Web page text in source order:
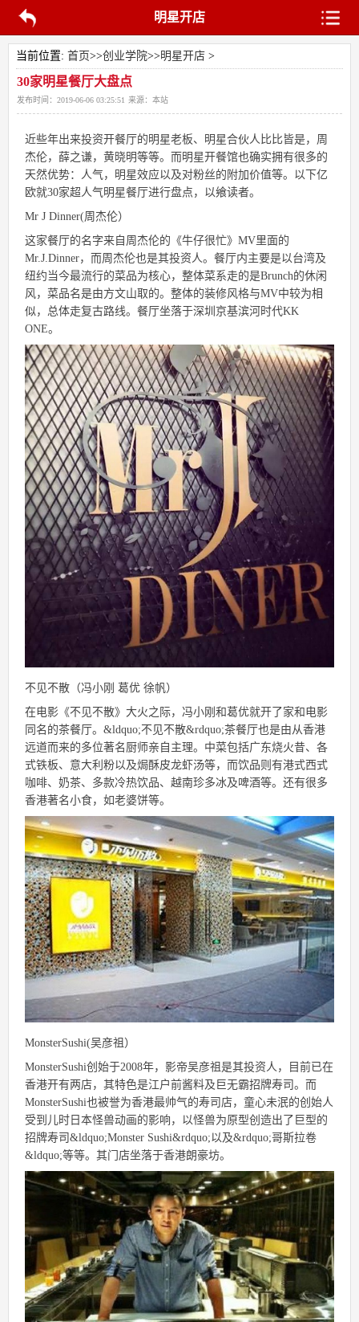
明星开店
当前位置: 首页>>创业学院>>明星开店>
30家明星餐厅大盘点
发布时间： 2019-06-06 03:25:51 来源： 本站
近些年出来投资开餐厅的明星老板、明星合伙人比比皆是，周
杰伦，薛之谦，黄晓明等等。而明星开餐馆也确实拥有很多的
天然优势：人气，明星效应以及对粉丝的附加价值等。以下亿
欧就30家超人气明星餐厅进行盘点，以飨读者。
Mr J Dinner(周杰伦）
这家餐厅的名字来自周杰伦的《牛仔很忙》MV里面的
Mr.J.Dinner，而周杰伦也是其投资人。餐厅内主要是以台湾及
纽约当今最流行的菜品为核心，整体菜系走的是Brunch的休闲
风，菜品名是由方文山取的。整体的装修风格与MV中较为相
似，总体走复古路线。餐厅坐落于深圳京基滨河时代KK
ONE。
不见不散（冯小刚 葛优 徐帆）
在电影《不见不散》大火之际，冯小刚和葛优就开了家和电影
同名的茶餐厅。&ldquo;不见不散&rdquo;茶餐厅也是由从香港
远道而来的多位著名厨师亲自主理。中菜包括广东烧火昔、各
式铁板、意大利粉以及焗酥皮龙虾汤等，而饮品则有港式西式
咖啡、奶茶、多款冷热饮品、越南珍多冰及啤酒等。还有很多
香港著名小食，如老婆饼等。
MonsterSushi(吴彦祖）
MonsterSushi创始于2008年，影帝吴彦祖是其投资人，目前已在
香港开有两店，其特色是江户前酱料及巨无霸招牌寿司。而
MonsterSushi也被誉为香港最帅气的寿司店，童心未泯的创始人
受到儿时日本怪兽动画的影响，以怪兽为原型创造出了巨型的
招牌寿司&ldquo;Monster Sushi&rdquo;以及&rdquo;哥斯拉卷
&ldquo;等等。其门店坐落于香港朗豪坊。